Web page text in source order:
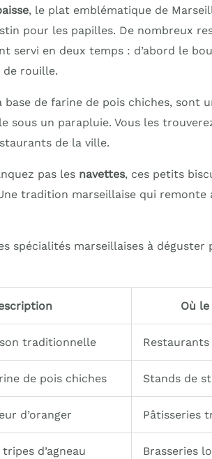
, le plat emblématique de
pour les papilles. De nombreux
servi en deux temps : d’abord le
de rouille.
base de farine de pois chiches, sont
un parapluie. Vous les
de la ville.
pas les navettes, ces petits
tradition marseillaise qui remonte
spécialités marseillaises à déguster
Où
traditionnelle
de pois chiches Stands de
d’oranger Pâtisseries
d’agneau Brasseries